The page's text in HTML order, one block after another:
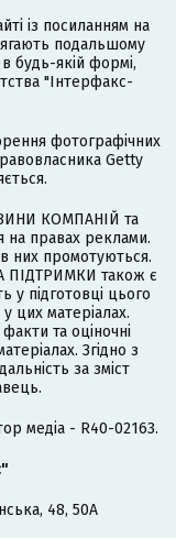
із посиланням на
подальшому
будь-якій формі,
"Інтерфакс-
фотографічних
Getty
КОМПАНІЙ та
на правах реклами.
них промотуються.
ПІДТРИМКИ також є
у підготовці цього
цих матеріалах.
та оціночні
Згідно з
за зміст
медіа - R40-02163.
48, 50А